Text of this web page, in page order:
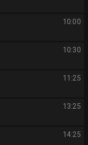
10:00
10:30
11:25
13:25
14:25